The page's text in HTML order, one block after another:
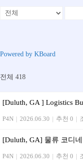
Powered by KBoard
전체 418
[Duluth, GA ] Logistics
P4N | 2026.06.30 | 추천 0 |
[Duluth, GA] 물류 코디
P4N | 2026.06.30 | 추천 0 |